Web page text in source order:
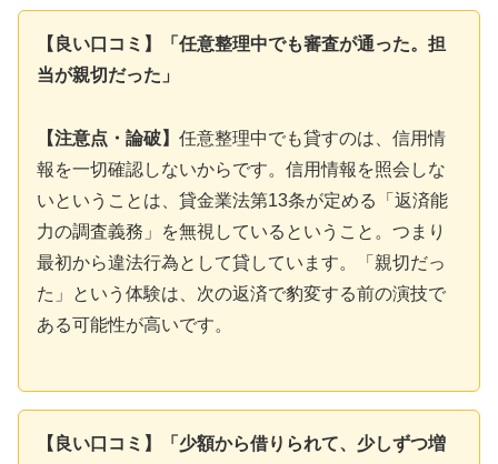
【良い口コミ】「任意整理中でも審査が通った。担
当が親切だった」
【注意点・論破】 任意整理中でも貸すのは、信用情
報を一切確認しないからです。信用情報を照会しな
いということは、貸金業法第13条が定める「返済能
力の調査義務」を無視しているということ。つまり
最初から違法行為として貸しています。「親切だっ
た」という体験は、次の返済で豹変する前の演技で
ある可能性が高いです。
【良い口コミ】「少額から借りられて、少しずつ増